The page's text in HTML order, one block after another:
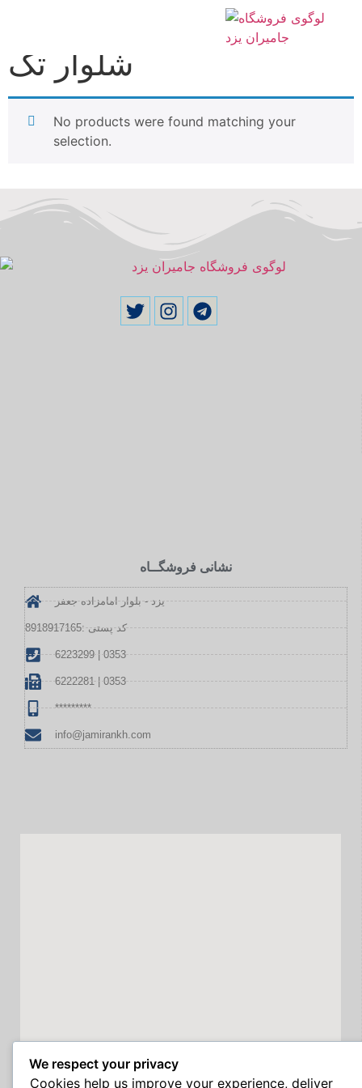
شلوار تک
No products were found matching your
selection.
نشانی فروشگــاه
یزد - بلوار امامزاده جعفر
کد پستی :8918917165
6223299 | 0353
6222281 | 0353
*********
info@jamirankh.com
We respect your privacy
Cookies help us improve your experience, deliver